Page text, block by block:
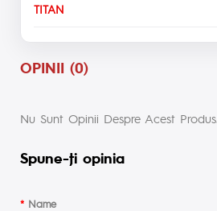
TITAN
OPINII (0)
Nu Sunt Opinii Despre Acest Produs.
Spune-ţi opinia
Name